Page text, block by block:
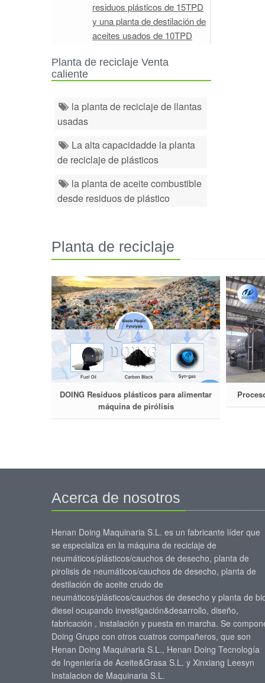
residuos plásticos de 15TPD
y una planta de destilación de
aceites usados de 10TPD
Planta de reciclaje Venta
caliente
la planta de reciclaje de llantas
usadas
La alta capacidadde la planta
de reciclaje de plásticos
la planta de aceite combustible
desde residuos de plástico
Planta de reciclaje
DOING Residuos plásticos para alimentar
máquina de pirólisis
Acerca de nosotros
Henan Doing Maquinaria S.L. es un fabricante líder que
se especializa en la máquina de reciclaje de
neumáticos/plásticos/cauchos de desecho, planta de
pirolisis de neumáticos/cauchos de desecho, planta de
destilación de aceite crudo de
neumáticos/plásticos/cauchos de desecho y planta de
diesel ocupando investigación&desarrollo, diseño,
fabricación , instalación y puesta en marcha. Se
Doing Grupo con otros cuatros compañeros, que son
Henan Doing Maquinaria S.L., Henan Doing Tecnología
de Ingeniería de Aceite&Grasa S.L. y Xinxiang Leesyn
Instalacion de Maquinaria S.L.